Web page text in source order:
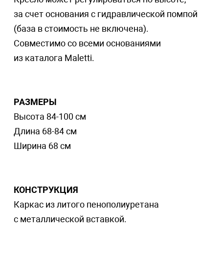
за счет основания с гидравлической помпой
(база в стоимость не включена).
Совместимо со всеми основаниями
из каталога Maletti.
РАЗМЕРЫ
Высота 84-100 см
Длина 68-84 см
Ширина 68 см
КОНСТРУКЦИЯ
Каркас из литого пенополиуретана
с металлической вставкой.